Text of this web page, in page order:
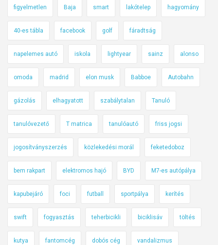
figyelmetlen Baja smart lakótelep hagyomány
40-es tábla facebook golf fáradtság
napelemes autó iskola lightyear sainz alonso
omoda madrid elon musk Babboe Autobahn
gázolás elhagyatott szabálytalan Tanuló
tanulóvezető T matrica tanulóautó friss jogsi
jogosítványszerzés közlekedési morál feketedoboz
bem rakpart elektromos hajó BYD M7-es autópálya
kapubejáró foci futball sportpálya kerítés
swift fogyasztás teherbicikli biciklisáv töltés
kutya fantomcég dobós cég vandalizmus